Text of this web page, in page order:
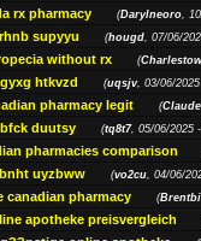
rx pharmacy (Darylneoro,
supyyu (hougd, 07/06/
without rx (
htkvzd (uqsjv, 03/06/
pharmacy legit (
duutsy (tq8t7, 05/06/2025
pharmacies comparison
uyzbww (vo2cu, 04/06/
canadian pharmacy (
apotheke preisvergleich